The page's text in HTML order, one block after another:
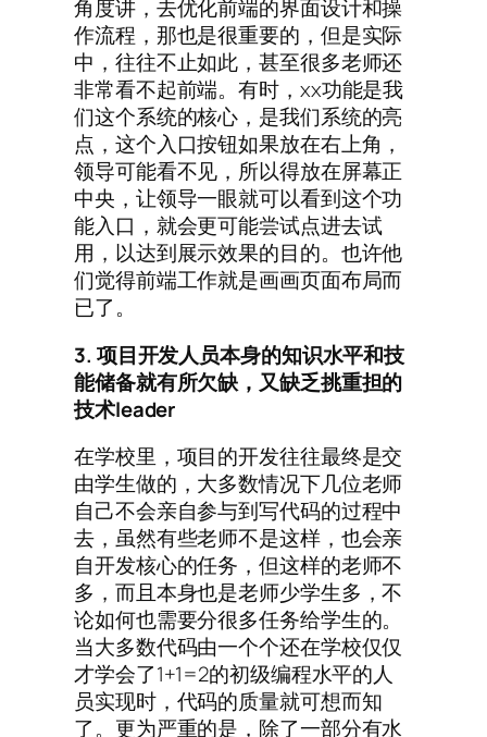
角度讲，去优化前端的界面设计和操
作流程，那也是很重要的，但是实际
中，往往不止如此，甚至很多老师还
非常看不起前端。有时，xx功能是我
们这个系统的核心，是我们系统的亮
点，这个入口按钮如果放在右上角，
领导可能看不见，所以得放在屏幕正
中央，让领导一眼就可以看到这个功
能入口，就会更可能尝试点进去试
用，以达到展示效果的目的。也许他
们觉得前端工作就是画画页面布局而
已了。
3. 项目开发人员本身的知识水平和技
能储备就有所欠缺，又缺乏挑重担的
技术leader
在学校里，项目的开发往往最终是交
由学生做的，大多数情况下几位老师
自己不会亲自参与到写代码的过程中
去，虽然有些老师不是这样，也会亲
自开发核心的任务，但这样的老师不
多，而且本身也是老师少学生多，不
论如何也需要分很多任务给学生的。
当大多数代码由一个个还在学校仅仅
才学会了1+1=2的初级编程水平的人
员实现时，代码的质量就可想而知
了。更为严重的是，除了一部分有水